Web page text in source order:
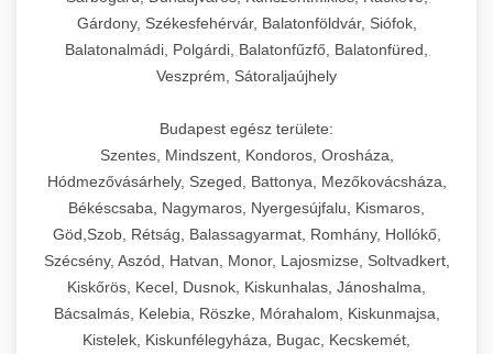
Gárdony, Székesfehérvár, Balatonföldvár, Siófok,
Balatonalmádi, Polgárdi, Balatonfűzfő, Balatonfüred,
Veszprém, Sátoraljaújhely
Budapest egész területe:
Szentes, Mindszent, Kondoros, Orosháza,
Hódmezővásárhely, Szeged, Battonya, Mezőkovácsháza,
Békéscsaba, Nagymaros, Nyergesújfalu, Kismaros,
Göd,Szob, Rétság, Balassagyarmat, Romhány, Hollókő,
Szécsény, Aszód, Hatvan, Monor, Lajosmizse, Soltvadkert,
Kiskőrös, Kecel, Dusnok, Kiskunhalas, Jánoshalma,
Bácsalmás, Kelebia, Röszke, Mórahalom, Kiskunmajsa,
Kistelek, Kiskunfélegyháza, Bugac, Kecskemét,